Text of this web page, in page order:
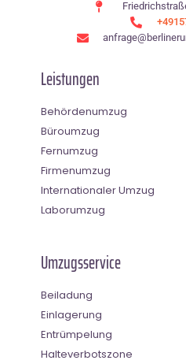
Leistungen
Behördenumzug
Büroumzug
Fernumzug
Firmenumzug
Internationaler Umzug
Laborumzug
Umzugsservice
Beiladung
Einlagerung
Entrümpelung
Halteverbotszone